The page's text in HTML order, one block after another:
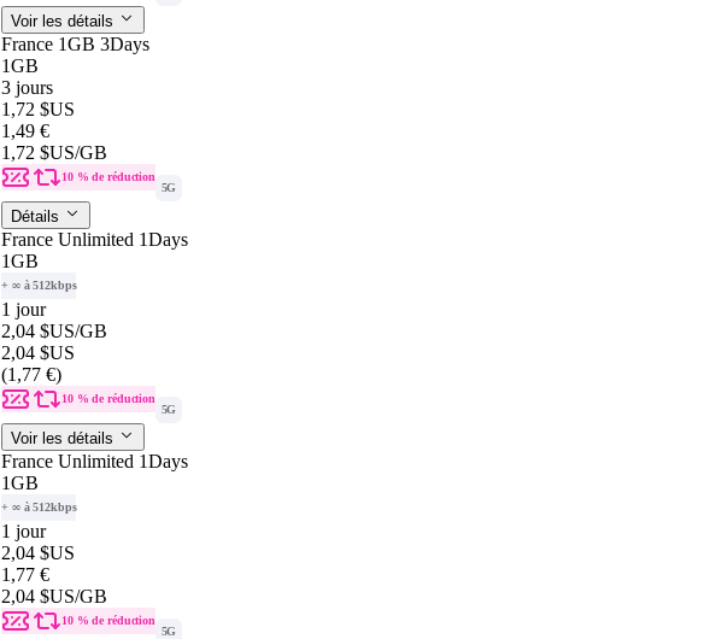
Voir les détails
France 1GB 3Days
1GB
3 jours
1,72 $US
1,49 €
1,72 $US/GB
10 % de réduction
5G
Détails
France Unlimited 1Days
1GB
+ ∞ à 512kbps
1 jour
2,04 $US/GB
2,04 $US
(1,77 €)
10 % de réduction
5G
Voir les détails
France Unlimited 1Days
1GB
+ ∞ à 512kbps
1 jour
2,04 $US
1,77 €
2,04 $US/GB
10 % de réduction
5G